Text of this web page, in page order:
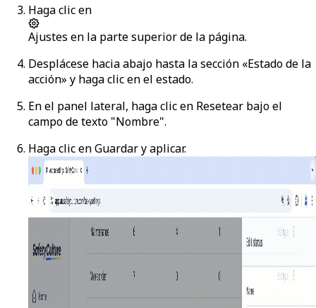
Haga clic en
Ajustes en la parte superior de la página.
Desplácese hacia abajo hasta la sección «Estado de la
acción» y haga clic en el estado.
En el panel lateral, haga clic en Resetear bajo el
campo de texto "Nombre".
Haga clic enGuardar y aplicar.